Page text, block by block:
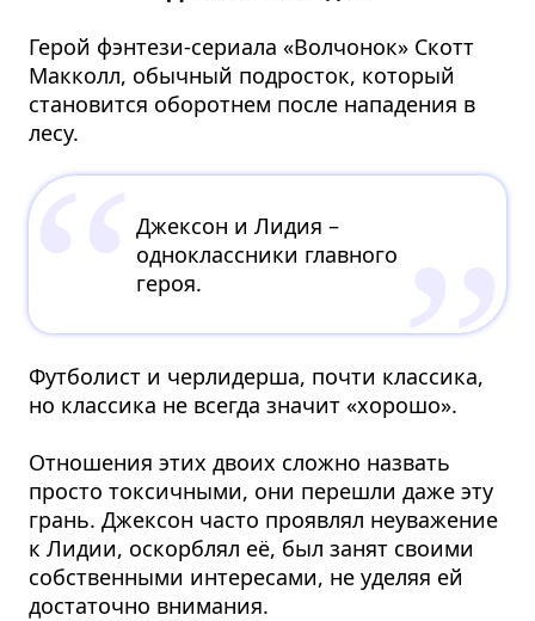
Герой фэнтези-сериала «Волчонок» Скотт
Макколл, обычный подросток, который
становится оборотнем после нападения в
лесу.
Джексон и Лидия –
одноклассники главного
героя.
Футболист и черлидерша, почти классика,
но классика не всегда значит «хорошо».
Отношения этих двоих сложно назвать
просто токсичными, они перешли даже эту
грань. Джексон часто проявлял неуважение
к Лидии, оскорблял её, был занят своими
собственными интересами, не уделяя ей
достаточно внимания.